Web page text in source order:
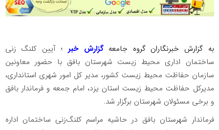
به گزارش خبرنگاران گروه جامعه گزارش خبر ؛ آیین کلنگ زنی
ساختمان اداری محیط زیست شهرستان بافق با حضور معاونین
سازمان حفاظت محیط زیست کشور، مدیر کل امور شهری استانداری،
مدیرکل حفاظت محیط زیست استان یزد، امام جمعه و فرماندار بافق
و برخی مسئولان شهرستان برگزار شد.
فرماندار شهرستان بافق در حاشیه مراسم کلنگ‌زنی ساختمان اداره